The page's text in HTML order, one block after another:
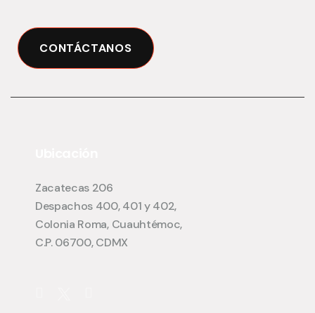
CONTÁCTANOS
Zacatecas 206
Despachos 400, 401 y 402,
Colonia Roma, Cuauhtémoc,
C.P. 06700, CDMX